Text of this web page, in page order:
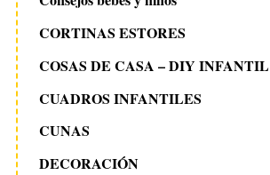
CORTINAS ESTORES
COSAS DE CASA – DIY INFANTIL
CUADROS INFANTILES
CUNAS
DECORACIÓN